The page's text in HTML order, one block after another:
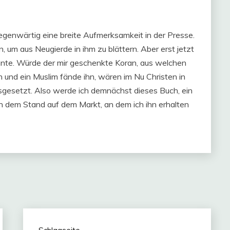
eine breite Aufmerksamkeit in der Presse.
um aus Neugierde in ihm zu blättern. Aber erst jetzt
Würde der mir geschenkte Koran, aus welchen
ein Muslim fände ihn, wären im Nu Christen in
Also werde ich demnächst dieses Buch, ein
dem Stand auf dem Markt, an dem ich ihn erhalten